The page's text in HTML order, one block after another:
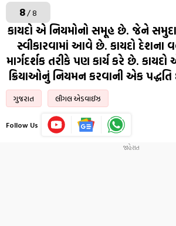
8/ 8
કાયદો એ નિયમોનો સમૂહ છે. જેને સમુદાય
સ્વીકારવામાં આવે છે. કાયદો દેશના
માર્ગદર્શક તરીકે પણ કાર્ય કરે છે.
ક્રિયાઓનું નિયમન કરવાની એક
ગુજરાત લીગલ એડવાઈઝ
Follow Us